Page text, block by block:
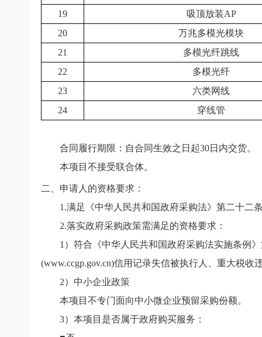
19
吸顶放装AP
20
万兆多模光模块
21
多模光纤跳线
22
多模光纤
23
六类网线
24
穿线管
合同履行期限：自合同生效之日起30日内交货。
本项目不接受联合体。
二、申请人的资格要求：
1.满足《中华人民共和国政府采购法》第二十二
2.落实政府采购政策需满足的资格要求：
1 ）符合《中华人民共和国政府采购法实施条例
(www.ccgp.gov.cn)信用记录失信被执行人、重大税
2）中小企业政策
本项目不专门面向中小微企业预留采购份额。
3）本项目是否属于政府购买服务：